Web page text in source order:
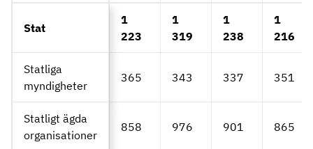
Stat
1
223
1
319
1
238
1
216
Statliga
myndigheter
365 343 337 351
Statligt ägda
organisationer
858 976 901 865